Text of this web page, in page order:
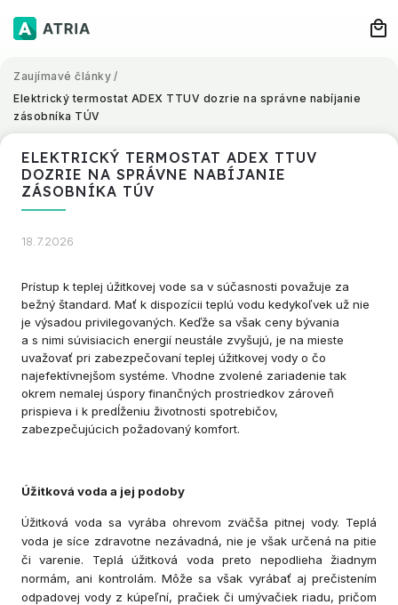
Zaujímavé články /
Elektrický termostat ADEX TTUV dozrie na správne nabíjanie
zásobníka TÚV
ELEKTRICKÝ TERMOSTAT ADEX TTUV
DOZRIE NA SPRÁVNE NABÍJANIE
ZÁSOBNÍKA TÚV
18.7.2026
Prístup k teplej úžitkovej vode sa v súčasnosti považuje za
bežný štandard. Mať k dispozícii teplú vodu kedykoľvek už nie
je výsadou privilegovaných. Keďže sa však ceny bývania
a s nimi súvisiacich energií neustále zvyšujú, je na mieste
uvažovať pri zabezpečovaní teplej úžitkovej vody o čo
najefektívnejšom systéme. Vhodne zvolené zariadenie tak
okrem nemalej úspory finančných prostriedkov zároveň
prispieva i k predĺženiu životnosti spotrebičov,
zabezpečujúcich požadovaný komfort.
Úžitková voda a jej podoby
Úžitková voda sa vyrába ohrevom zväčša pitnej vody. Teplá
voda je síce zdravotne nezávadná, nie je však určená na pitie
či varenie. Teplá úžitková voda preto nepodlieha žiadnym
normám, ani kontrolám. Môže sa však vyrábať aj prečistením
odpadovej vody z kúpeľní, pračiek či umývačiek riadu, pričom